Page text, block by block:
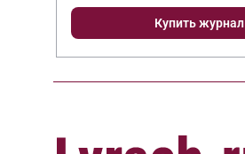
Купить журнал